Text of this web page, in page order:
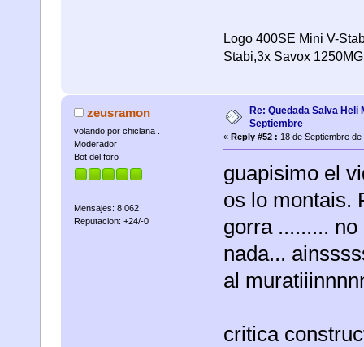
Logo 400SE Mini V-
Stabi,3x Savox
zeusramon
volando por chiclana .
Moderador
Bot del foro
Mensajes: 8.062
Reputacion: +24/-0
Re: Quedada Salva Heli
Septiembre
« Reply #52 : 18 de Septiembre
guapisimo el
os lo montais.
gorra .........
nada...
al
critica